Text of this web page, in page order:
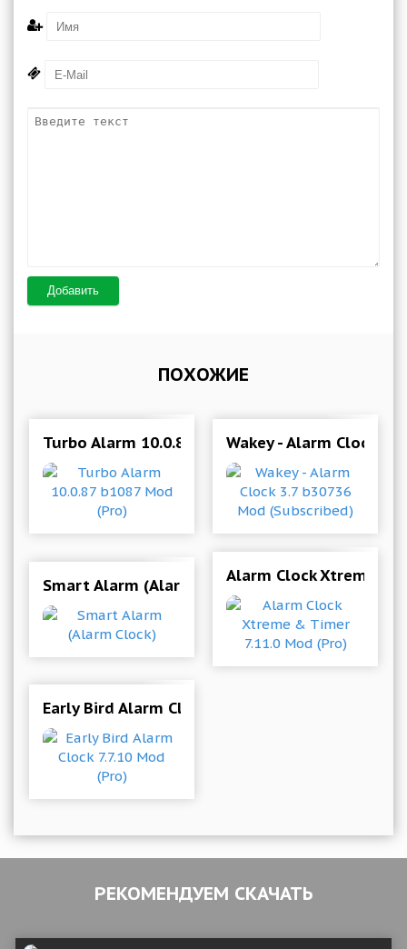
Добавить
ПОХОЖИЕ
Turbo Alarm 10.0.87 b1087 Mod (Pro)
Wakey - Alarm Clock
Smart Alarm (Alarm Clock)Alarm Clock Xtreme &
Early Bird Alarm Clock 7.7.10 Mod (Pro)
РЕКОМЕНДУЕМ СКАЧАТЬ